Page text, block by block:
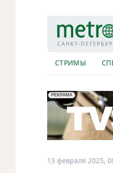
СТРИМЫ
erid: LdtCK5Efv
РЕКЛАМА
АО "ГАТР", ИНН:
13 февраля 2025,